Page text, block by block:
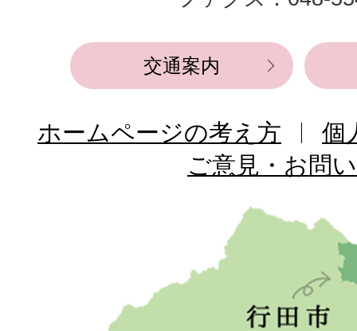
所
交通案内
ホームページの考え方
個
ご意見・お問